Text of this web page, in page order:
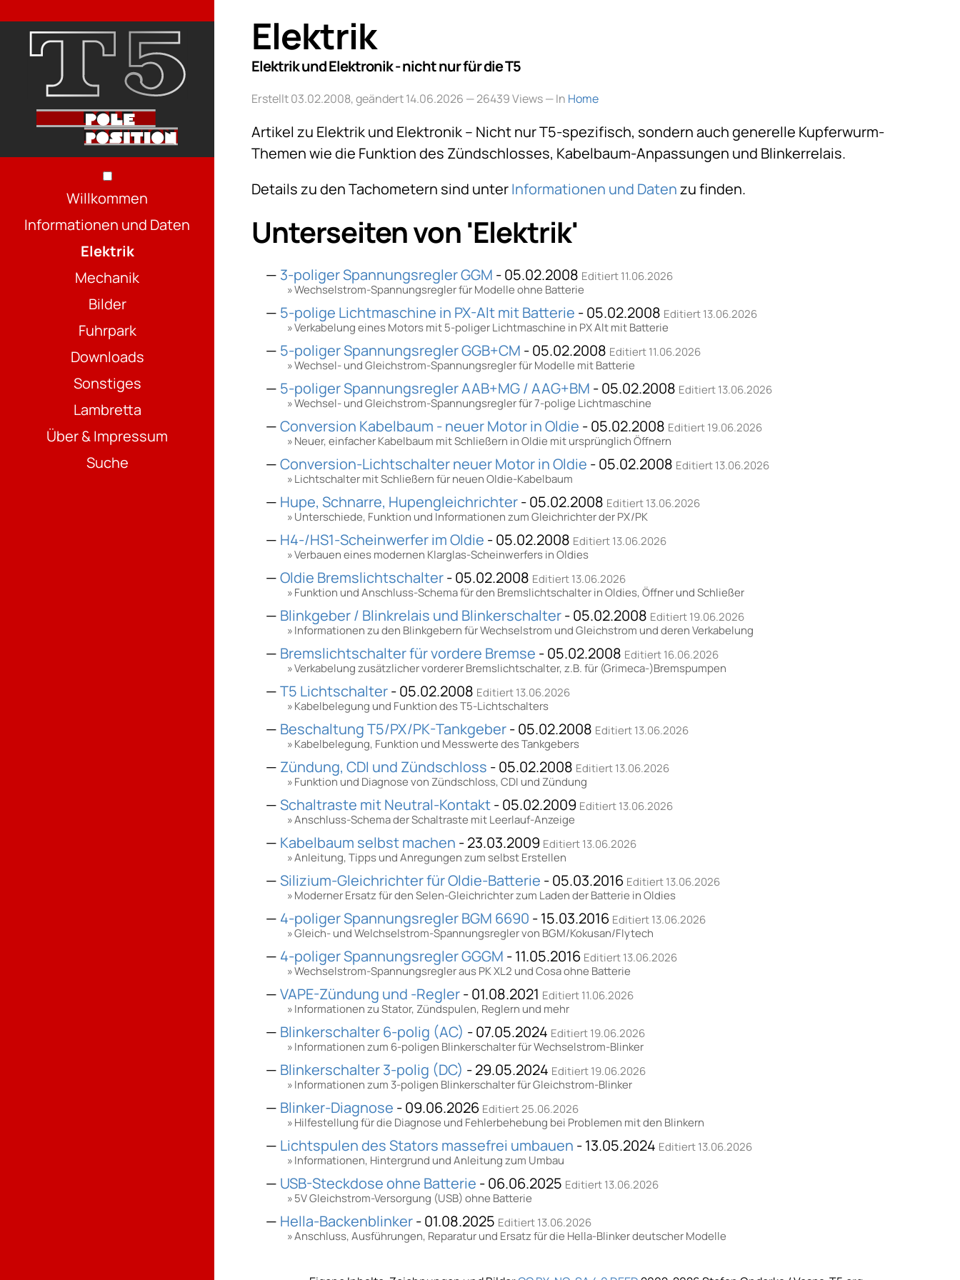
Willkommen
Informationen und Daten
Elektrik
Mechanik
Bilder
Fuhrpark
Downloads
Sonstiges
Lambretta
Über & Impressum
Suche
Elektrik
Elektrik und Elektronik - nicht nur für die T5
Erstellt 03.02.2008, geändert 14.06.2026 — 26439 Views — In Home
Artikel zu Elektrik und Elektronik – Nicht nur T5-spezifisch, sondern auch generelle Kupferwurm-
Themen wie die Funktion des Zündschlosses, Kabelbaum-Anpassungen und Blinkerrelais.
Details zu den Tachometern sind unterInformationen und Datenzu finden.
Unterseiten von 'Elektrik'
3-poliger Spannungsregler GGM - 05.02.2008 Editiert 11.06.2026
Wechselstrom-Spannungsregler für Modelle ohne Batterie
5-polige Lichtmaschine in PX-Alt mit Batterie - 05.02.2008 Editiert 13.06.2026
Verkabelung eines Motors mit 5-poliger Lichtmaschine in PX Alt mit Batterie
5-poliger Spannungsregler GGB+CM - 05.02.2008 Editiert 11.06.2026
Wechsel- und Gleichstrom-Spannungsregler für Modelle mit Batterie
5-poliger Spannungsregler AAB+MG / AAG+BM - 05.02.2008 Editiert 13.06.2026
Wechsel- und Gleichstrom-Spannungsregler für 7-polige Lichtmaschine
Conversion Kabelbaum - neuer Motor in Oldie - 05.02.2008 Editiert 19.06.2026
Neuer, einfacher Kabelbaum mit Schließern in Oldie mit ursprünglich Öffnern
Conversion-Lichtschalter neuer Motor in Oldie - 05.02.2008 Editiert 13.06.2026
Lichtschalter mit Schließern für neuen Oldie-Kabelbaum
Hupe, Schnarre, Hupengleichrichter- 05.02.2008 Editiert 13.06.2026
Unterschiede, Funktion und Informationen zum Gleichrichter der PX/PK
H4-/HS1-Scheinwerfer im Oldie - 05.02.2008 Editiert 13.06.2026
Verbauen eines modernen Klarglas-Scheinwerfers in Oldies
Oldie Bremslichtschalter- 05.02.2008 Editiert 13.06.2026
Funktion und Anschluss-Schema für den Bremslichtschalter in Oldies, Öffner und Schließer
Blinkgeber / Blinkrelais und Blinkerschalter- 05.02.2008 Editiert 19.06.2026
Informationen zu den Blinkgebern für Wechselstrom und Gleichstrom und deren Verkabelung
Bremslichtschalter für vordere Bremse - 05.02.2008 Editiert 16.06.2026
Verkabelung zusätzlicher vorderer Bremslichtschalter, z.B. für (Grimeca-)Bremspumpen
T5 Lichtschalter- 05.02.2008 Editiert 13.06.2026
Kabelbelegung und Funktion des T5-Lichtschalters
Beschaltung T5/PX/PK-Tankgeber- 05.02.2008 Editiert 13.06.2026
Kabelbelegung, Funktion und Messwerte des Tankgebers
Zündung, CDI und Zündschloss - 05.02.2008 Editiert 13.06.2026
Funktion und Diagnose von Zündschloss, CDI und Zündung
Schaltraste mit Neutral-Kontakt- 05.02.2009 Editiert 13.06.2026
Anschluss-Schema der Schaltraste mit Leerlauf-Anzeige
Kabelbaum selbst machen - 23.03.2009 Editiert 13.06.2026
Anleitung, Tipps und Anregungen zum selbst Erstellen
Silizium-Gleichrichter für Oldie-Batterie - 05.03.2016 Editiert 13.06.2026
Moderner Ersatz für den Selen-Gleichrichter zum Laden der Batterie in Oldies
4-poliger Spannungsregler BGM 6690 - 15.03.2016 Editiert 13.06.2026
Gleich- und Welchselstrom-Spannungsregler von BGM/Kokusan/Flytech
4-poliger Spannungsregler GGGM - 11.05.2016 Editiert 13.06.2026
Wechselstrom-Spannungsregler aus PK XL2 und Cosa ohne Batterie
VAPE-Zündung und -Regler- 01.08.2021 Editiert 11.06.2026
Informationen zu Stator, Zündspulen, Reglern und mehr
Blinkerschalter 6-polig (AC) - 07.05.2024 Editiert 19.06.2026
Informationen zum 6-poligen Blinkerschalter für Wechselstrom-Blinker
Blinkerschalter 3-polig (DC) - 29.05.2024 Editiert 19.06.2026
Informationen zum 3-poligen Blinkerschalter für Gleichstrom-Blinker
Blinker-Diagnose - 09.06.2026 Editiert 25.06.2026
Hilfestellung für die Diagnose und Fehlerbehebung bei Problemen mit den Blinkern
Lichtspulen des Stators massefrei umbauen - 13.05.2024 Editiert 13.06.2026
Informationen, Hintergrund und Anleitung zum Umbau
USB-Steckdose ohne Batterie - 06.06.2025 Editiert 13.06.2026
5V Gleichstrom-Versorgung (USB) ohne Batterie
Hella-Backenblinker- 01.08.2025 Editiert 13.06.2026
Anschluss, Ausführungen, Reparatur und Ersatz für die Hella-Blinker deutscher Modelle